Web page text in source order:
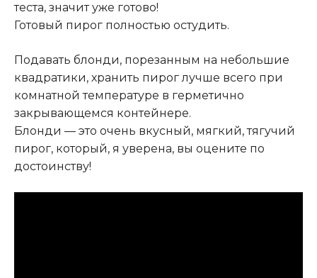
теста, значит уже готово!
Готовый пирог полностью остудить.
Подавать блонди, порезанным на небольшие
квадратики, хранить пирог лучше всего при
комнатной температуре в герметично
закрывающемся контейнере.
Блонди — это очень вкусный, мягкий, тягучий
пирог, который, я уверена, вы оцените по
достоинству!